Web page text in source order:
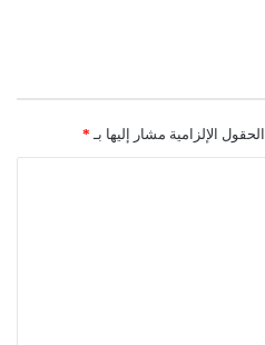
الحقول الإلزامية مشار إليها بـ *